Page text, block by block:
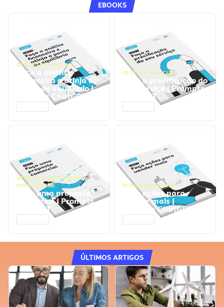
EBOOKS
GESTÃO FINANCEIRA
Faça a análise
financeira e atinja o
ponto de equilíbrio |
Prompts ChatGPT
GESTÃO FINANCEIRA
Faça a precificação do
seu serviço | Prompts
ChatGPT
NEGÓCIOS, PROCESSOS
EMPRESARIAIS
Faça uma proposta
comercial | Prompts
ChatGPT
NEGÓCIOS, VENDAS
Faça ações para
vender mais |
Prompts ChatGPT
ÚLTIMOS ARTIGOS